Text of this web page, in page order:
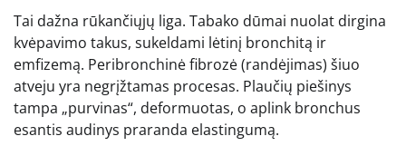
Tai dažna rūkančiųjų liga. Tabako dūmai nuolat dirgina
kvėpavimo takus, sukeldami lėtinį bronchitą ir
emfizemą. Peribronchinė fibrozė (randėjimas) šiuo
atveju yra negrįžtamas procesas. Plaučių piešinys
tampa „purvinas“, deformuotas, o aplink bronchus
esantis audinys praranda elastingumą.